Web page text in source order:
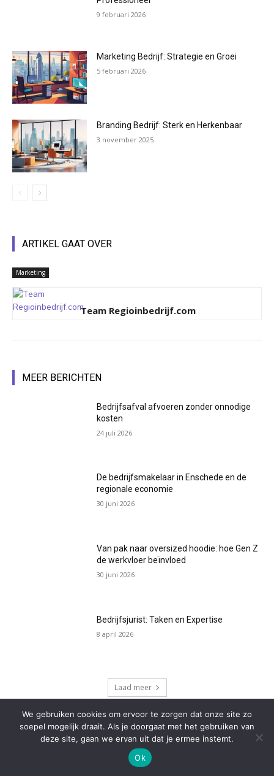
9 februari 2026
Marketing Bedrijf: Strategie en Groei
5 februari 2026
Branding Bedrijf: Sterk en Herkenbaar
3 november 2025
ARTIKEL GAAT OVER
Marketing
Team Regioinbedrijf.com
MEER BERICHTEN
Bedrijfsafval afvoeren zonder onnodige
kosten
24 juli 2026
De bedrijfsmakelaar in Enschede en de
regionale economie
30 juni 2026
Van pak naar oversized hoodie: hoe Gen Z
de werkvloer beïnvloed
30 juni 2026
Bedrijfsjurist: Taken en Expertise
8 april 2026
Laad meer
We gebruiken cookies om ervoor te zorgen dat onze site zo
soepel mogelijk draait. Als je doorgaat met het gebruiken van
deze site, gaan we ervan uit dat je ermee instemt.
Ok